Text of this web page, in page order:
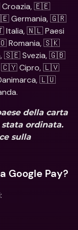
🇪🇪
Germania, 🇬🇷
Italia, 🇳🇱 Paesi
Romania, 🇸🇰
🇸🇪 Svezia, 🇬🇧
🇨🇾 Cipro, 🇱🇻
🇱🇺
della carta
ordinata.
sulla
Google Pay?